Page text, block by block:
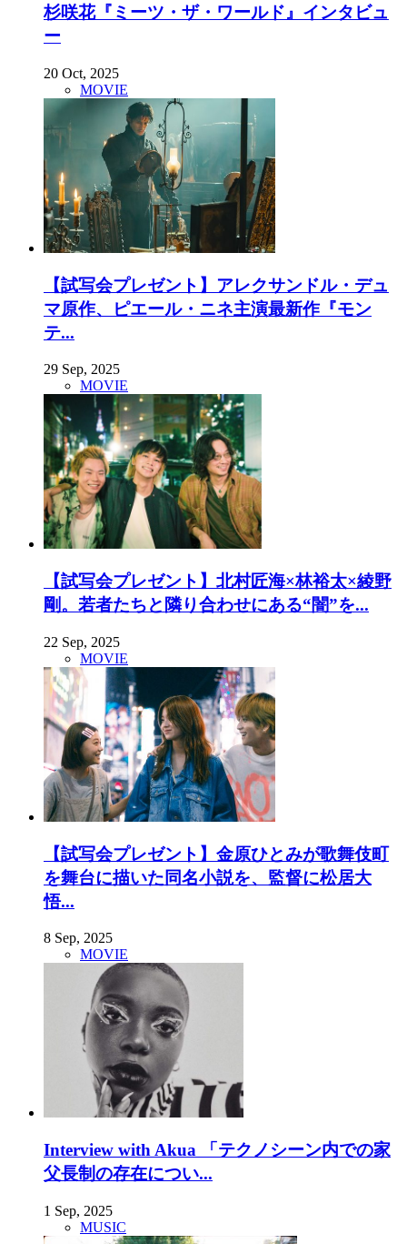
杉咲花『ミーツ・ザ・ワールド』インタビュ
ー
20 Oct, 2025
MOVIE
【試写会プレゼント】アレクサンドル・デュ
マ原作、ピエール・ニネ主演最新作『モン
テ...
29 Sep, 2025
MOVIE
【試写会プレゼント】北村匠海×林裕太×綾野
剛。若者たちと隣り合わせにある“闇”を...
22 Sep, 2025
MOVIE
【試写会プレゼント】金原ひとみが歌舞伎町
を舞台に描いた同名小説を、監督に松居大
悟...
8 Sep, 2025
MOVIE
Interview with Akua 「テクノシーン内での家
父長制の存在につい...
1 Sep, 2025
MUSIC